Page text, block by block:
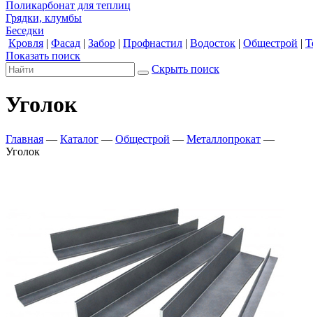
Поликарбонат для теплиц
Грядки, клумбы
Беседки
Кровля | Фасад | Забор | Профнастил | Водосток | Общестрой |
Показать поиск
Скрыть поиск
Уголок
Главная — Каталог — Общестрой — Металлопрокат —
Уголок